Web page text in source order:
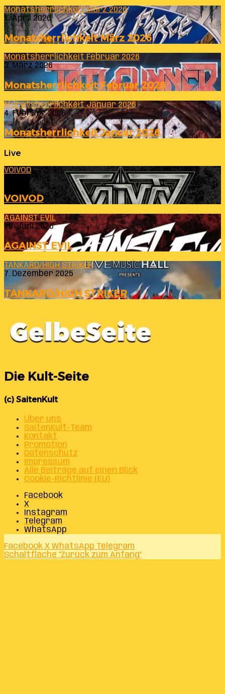
Monatsherrlichkeit März 2026
1. April 2026
Monatsherrlichkeit März 2026
Monatsherrlichkeit Februar 2026
3. März 2026
Monatsherrlichkeit Februar 2026
Monatsherrlichkeit Januar 2026
4. Februar 2026
Monatsherrlichkeit Januar 2026
Live
VOIVOD
23. Juli 2026
VOIVOD
AGAINST EVIL
26. Juni 2026
AGAINST EVIL
TANKARD/HIGH STRIKER
7. Dezember 2025
TANKARD/HIGH STRIKER
Die Kult-Seite
(c) SaitenKult
Über uns
SaitenKult-Team
Kontakt
Promotion
Datenschutz
Impressum
Alle Beiträge auf einen Blick
Cookie-Richtlinie (EU)
Facebook
X
Instagram
Telegram
WhatsApp
Facebook X WhatsApp Telegram
Schaltfläche "Zurück zum Anfang"